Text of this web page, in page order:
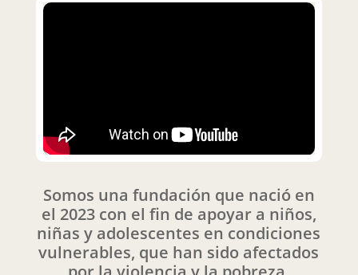
Somos una fundación que nació en
el 2023 con el fin de apoyar a niños,
niñas y adolescentes en condiciones
vulnerables, que han sido afectados